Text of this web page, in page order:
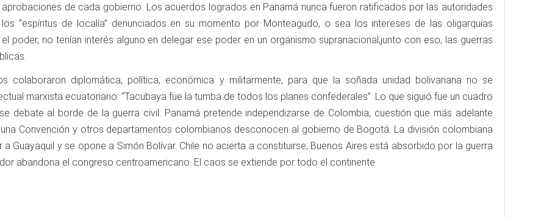
de cada gobierno. Los acuerdos logrados en Panamá nunca fueron ratificados por las autoridades
“espíritus de localía” denunciados en su momento por Monteagudo, o sea los intereses de las oligarquías
poder, no tenían interés alguno en delegar ese poder en un organismo supranacional;junto con eso, las guerras
colaboraron diplomática, política, económica y militarmente, para que la soñada unidad bolivariana no se
marxista ecuatoriano: “Tacubaya fue la tumba de todos los planes confederales”. Lo que siguió fue un cuadro
debate al borde de la guerra civil. Panamá pretende independizarse de Colombia, cuestión que más adelante
Convención y otros departamentos colombianos desconocen al gobierno de Bogotá. La división colombiana
Guayaquil y se opone a Simón Bolívar. Chile no acierta a constituirse; Buenos Aires está absorbido por la guerra
abandona el congreso centroamericano. El caos se extiende por todo el continente.